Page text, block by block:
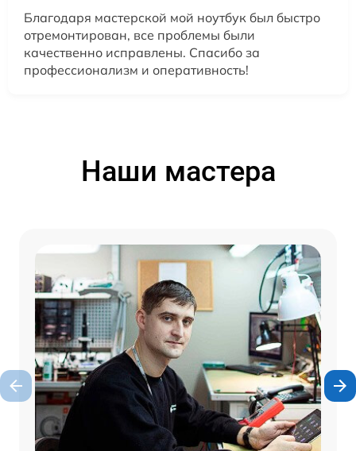
Благодаря мастерской мой ноутбук был быстро
отремонтирован, все проблемы были
качественно исправлены. Спасибо за
профессионализм и оперативность!
Наши мастера